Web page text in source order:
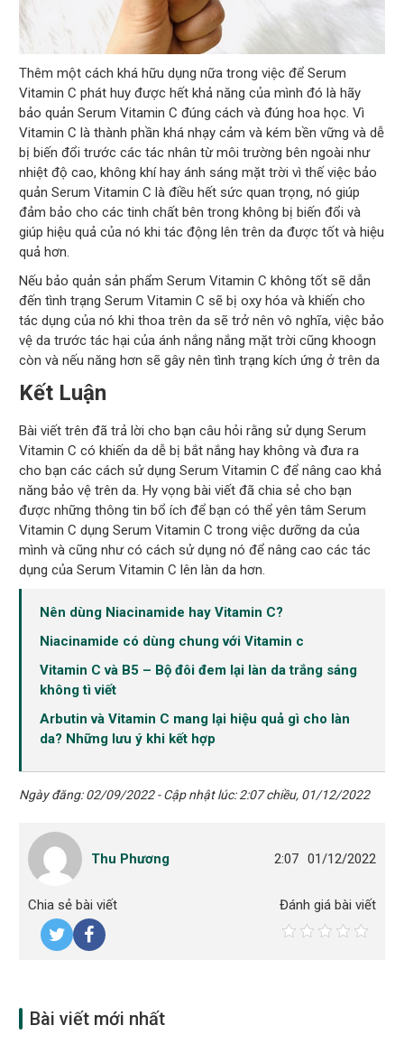
Thêm một cách khá hữu dụng nữa trong việc để Serum
Vitamin C phát huy được hết khả năng của mình đó là hãy
bảo quản Serum Vitamin C đúng cách và đúng hoa học. Vì
Vitamin C là thành phần khá nhạy cảm và kém bền vững và dễ
bị biến đổi trước các tác nhân từ môi trường bên ngoài như
nhiệt độ cao, không khí hay ánh sáng mặt trời vì thế việc bảo
quản Serum Vitamin C là điều hết sức quan trọng, nó giúp
đảm bảo cho các tinh chất bên trong không bị biến đổi và
giúp hiệu quả của nó khi tác động lên trên da được tốt và hiệu
quả hơn.
Nếu bảo quản sản phẩm Serum Vitamin C không tốt sẽ dẫn
đến tình trạng Serum Vitamin C sẽ bị oxy hóa và khiến cho
tác dụng của nó khi thoa trên da sẽ trở nên vô nghĩa, việc bảo
vệ da trước tác hại của ánh nắng nắng mặt trời cũng khoogn
còn và nếu năng hơn sẽ gây nên tình trạng kích ứng ở trên da
Kết Luận
Bài viết trên đã trả lời cho bạn câu hỏi rằng sử dụng Serum
Vitamin C có khiến da dễ bị bắt nắng hay không và đưa ra
cho bạn các cách sử dụng Serum Vitamin C để nâng cao khả
năng bảo vệ trên da. Hy vọng bài viết đã chia sẻ cho bạn
được những thông tin bổ ích để bạn có thể yên tâm Serum
Vitamin C dụng Serum Vitamin C trong việc dưỡng da của
mình và cũng như có cách sử dụng nó để nâng cao các tác
dụng của Serum Vitamin C lên làn da hơn.
Nên dùng Niacinamide hay Vitamin C?
Niacinamide có dùng chung với Vitamin c
Vitamin C và B5 – Bộ đôi đem lại làn da trắng sáng
không tì viết
Arbutin và Vitamin C mang lại hiệu quả gì cho làn
da? Những lưu ý khi kết hợp
Ngày đăng: 02/09/2022 - Cập nhật lúc: 2:07 chiều, 01/12/2022
Thu Phương 2:07 01/12/2022
Chia sẻ bài viết Đánh giá bài viết
Bài viết mới nhất